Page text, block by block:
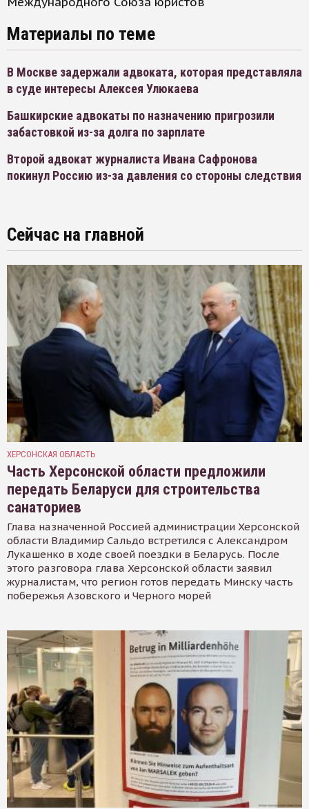
Материалы по теме
В Москве задержали адвоката, которая представляла
в суде интересы Алексея Улюкаева
Башкирские адвокаты по назначению пригрозили
забастовкой из-за долга по зарплате
Второй адвокат журналиста Ивана Сафронова
покинул Россию из-за давления со стороны следствия
Сейчас на главной
ХЕРСОНСКАЯ ОБЛАСТЬ
Часть Херсонской области предложили
передать Беларуси для строительства
санаториев
Глава назначенной Россией администрации Херсонской
области Владимир Сальдо встретился с Александром
Лукашенко в ходе своей поездки в Беларусь. После
этого разговора глава Херсонской области заявил
журналистам, что регион готов передать Минску часть
побережья Азовского и Черного морей